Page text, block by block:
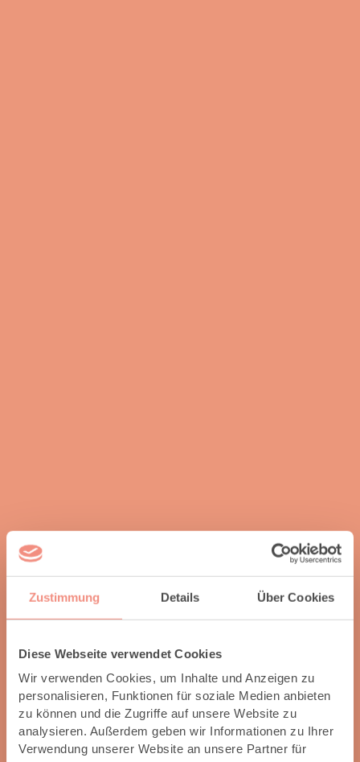
Zustimmung Details Über Cookies
Diese Webseite verwendet Cookies
Wir verwenden Cookies, um Inhalte und Anzeigen zu
personalisieren, Funktionen für soziale Medien anbieten
zu können und die Zugriffe auf unsere Website zu
analysieren. Außerdem geben wir Informationen zu Ihrer
Verwendung unserer Website an unsere Partner für